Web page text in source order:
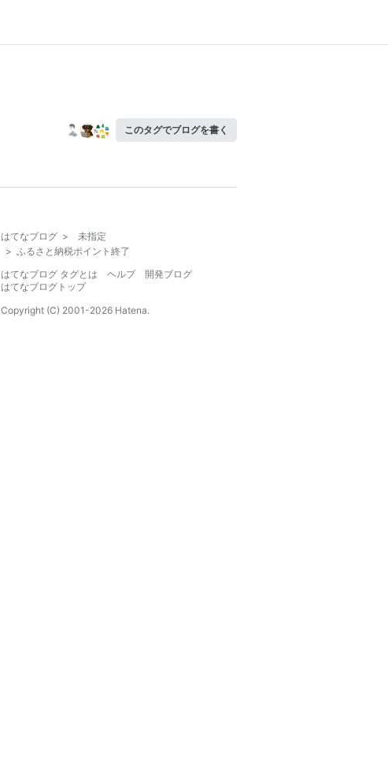
このタグでブログを書く
はてなブログ >
未指定
> ふるさと納税ポイント終了
はてなブログ タグとは
ヘルプ
開発ブログ
はてなブログトップ
Copyright (C) 2001-2026 Hatena.